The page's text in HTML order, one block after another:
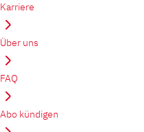
Karriere
Über uns
FAQ
Abo kündigen